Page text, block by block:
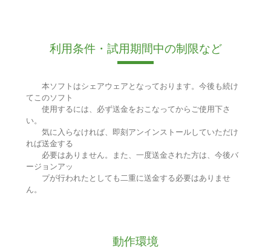
利用条件・試用期間中の制限など
本ソフトはシェアウェアとなっております。今後も続け
てこのソフト
使用するには、必ず送金をおこなってからご使用下さ
い。
気に入らなければ、即刻アンインストールしていただけ
れば送金する
必要はありません。また、一度送金された方は、今後バ
ージョンアッ
プが行われたとしても二重に送金する必要はありませ
ん。
動作環境